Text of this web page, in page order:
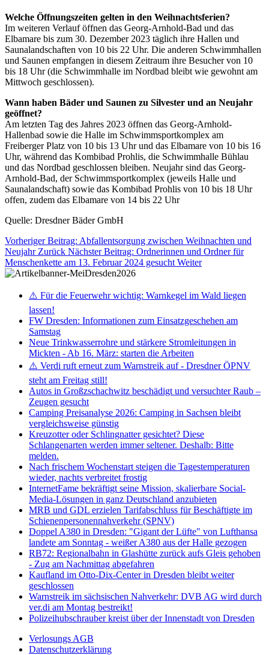
Welche Öffnungszeiten gelten in den Weihnachtsferien?
Im weiteren Verlauf öffnen das Georg-Arnhold-Bad und das
Elbamare bis zum 30. Dezember 2023 täglich ihre Hallen und
Saunalandschaften von 10 bis 22 Uhr. Die anderen Schwimmhallen
und Saunen empfangen in diesem Zeitraum ihre Besucher von 10
bis 18 Uhr (die Schwimmhalle im Nordbad bleibt wie gewohnt am
Mittwoch geschlossen).
Wann haben Bäder und Saunen zu Silvester und an Neujahr
geöffnet?
Am letzten Tag des Jahres 2023 öffnen das Georg-Arnhold-
Hallenbad sowie die Halle im Schwimmsportkomplex am
Freiberger Platz von 10 bis 13 Uhr und das Elbamare von 10 bis 16
Uhr, während das Kombibad Prohlis, die Schwimmhalle Bühlau
und das Nordbad geschlossen bleiben. Neujahr sind das Georg-
Arnhold-Bad, der Schwimmsportkomplex (jeweils Halle und
Saunalandschaft) sowie das Kombibad Prohlis von 10 bis 18 Uhr
offen, zudem das Elbamare von 14 bis 22 Uhr
Quelle: Dresdner Bäder GmbH
Vorheriger Beitrag: Abfallentsorgung zwischen Weihnachten und
Neujahr Zurück Nächster Beitrag: Ordnerinnen und Ordner für
Menschenkette am 13. Februar 2024 gesucht Weiter
⚠️ Für die Feuerwehr wichtig: Warnkegel im Wald liegen
lassen!
FW Dresden: Informationen zum Einsatzgeschehen am
Samstag
Neue Trinkwasserrohre und stärkere Stromleitungen in
Mickten - Ab 16. März: starten die Arbeiten
⚠️ Verdi ruft erneut zum Warnstreik auf - Dresdner ÖPNV
steht am Freitag still!
Autos in Großzschachwitz beschädigt und versuchter Raub –
Zeugen gesucht
Camping Preisanalyse 2026: Camping in Sachsen bleibt
vergleichsweise günstig
Kreuzotter oder Schlingnatter gesichtet? Diese
Schlangenarten werden immer seltener. Deshalb: Bitte
melden.
Nach frischem Wochenstart steigen die Tagestemperaturen
wieder, nachts verbreitet frostig
InternetFame bekräftigt seine Mission, skalierbare Social-
Media-Lösungen in ganz Deutschland anzubieten
MRB und GDL erzielen Tarifabschluss für Beschäftigte im
Schienenpersonennahverkehr (SPNV)
Doppel A380 in Dresden: "Gigant der Lüfte" von Lufthansa
landete am Sonntag - weißer A380 aus der Halle gezogen
RB72: Regionalbahn in Glashütte zurück aufs Gleis gehoben
- Zug am Nachmittag abgefahren
Kaufland im Otto-Dix-Center in Dresden bleibt weiter
geschlossen
Warnstreik im sächsischen Nahverkehr: DVB AG wird durch
ver.di am Montag bestreikt!
Polizeihubschrauber kreist über der Innenstadt von Dresden
Verlosungs AGB
Datenschutzerklärung